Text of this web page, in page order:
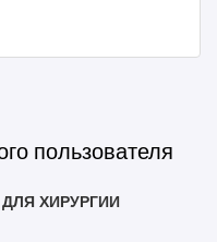
пользователя
ХИРУРГИИ